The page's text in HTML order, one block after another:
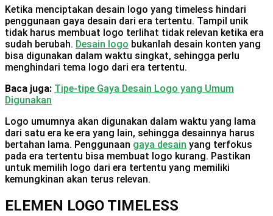
Ketika menciptakan desain logo yang timeless hindari
penggunaan gaya desain dari era tertentu. Tampil unik
tidak harus membuat logo terlihat tidak relevan ketika era
sudah berubah. Desain logo bukanlah desain konten yang
bisa digunakan dalam waktu singkat, sehingga perlu
menghindari tema logo dari era tertentu.
Baca juga: Tipe-tipe Gaya Desain Logo yang Umum
Digunakan
Logo umumnya akan digunakan dalam waktu yang lama
dari satu era ke era yang lain, sehingga desainnya harus
bertahan lama. Penggunaan gaya desain yang terfokus
pada era tertentu bisa membuat logo kurang. Pastikan
untuk memilih logo dari era tertentu yang memiliki
kemungkinan akan terus relevan.
ELEMEN LOGO TIMELESS